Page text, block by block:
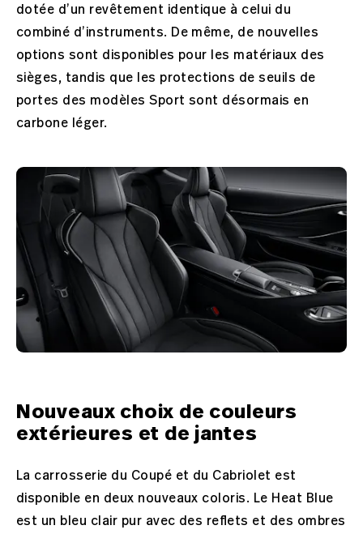
dotée d’un revêtement identique à celui du
combiné d’instruments. De même, de nouvelles
options sont disponibles pour les matériaux des
sièges, tandis que les protections de seuils de
portes des modèles Sport sont désormais en
carbone léger.
Nouveaux choix de couleurs
extérieures et de jantes
La carrosserie du Coupé et du Cabriolet est
disponible en deux nouveaux coloris. Le Heat Blue
est un bleu clair pur avec des reflets et des ombres